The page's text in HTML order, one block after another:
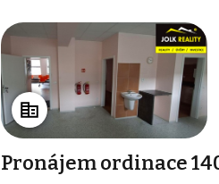
Pronájem ordinace